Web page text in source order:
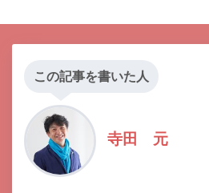
この記事を書いた人
寺田 元